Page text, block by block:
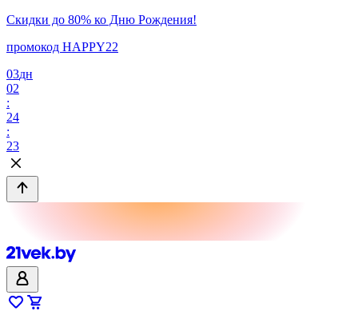
Скидки до 80% ко Дню Рождения!
промокод HAPPY22
03дн
02
:
24
:
23